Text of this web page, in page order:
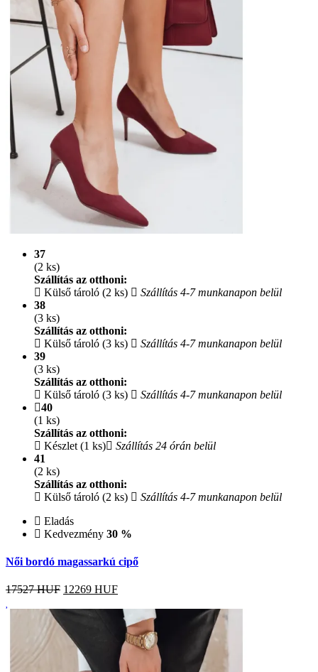
37
(2 ks)
Szállítás az otthoni:
Külső tároló (2 ks)
Szállítás 4-7 munkanapon belül
38
(3 ks)
Szállítás az otthoni:
Külső tároló (3 ks)
Szállítás 4-7 munkanapon belül
39
(3 ks)
Szállítás az otthoni:
Külső tároló (3 ks)
Szállítás 4-7 munkanapon belül
40
(1 ks)
Szállítás az otthoni:
Készlet (1 ks)
Szállítás 24 órán belül
41
(2 ks)
Szállítás az otthoni:
Külső tároló (2 ks)
Szállítás 4-7 munkanapon belül
Eladás
Kedvezmény 30 %
Női bordó magassarkú cipő
17527 HUF 12269 HUF